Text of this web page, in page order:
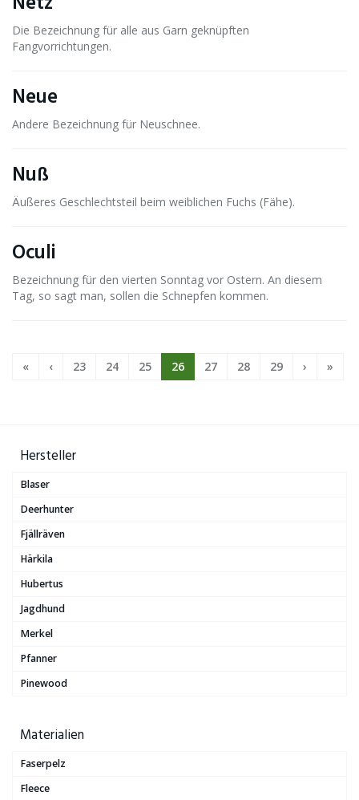
Die Bezeichnung für alle aus Garn geknüpften
Fangvorrichtungen.
Neue
Andere Bezeichnung für Neuschnee.
Nuß
Äußeres Geschlechtsteil beim weiblichen Fuchs (Fähe).
Oculi
Bezeichnung für den vierten Sonntag vor Ostern. An diesem
Tag, so sagt man, sollen die Schnepfen kommen.
« ‹ 23 24 25 26 27 28 29 › »
Hersteller
Blaser
Deerhunter
Fjällräven
Härkila
Hubertus
Jagdhund
Merkel
Pfanner
Pinewood
Materialien
Faserpelz
Fleece